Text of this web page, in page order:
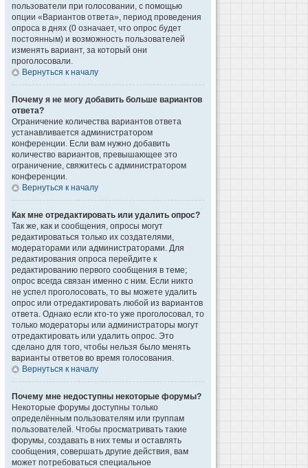
пользователи при голосовании, с помощью
опции «Вариантов ответа», период проведения
опроса в днях (0 означает, что опрос будет
постоянным) и возможность пользователей
изменять вариант, за который они
проголосовали.
Вернуться к началу
Почему я не могу добавить больше вариантов
ответа?
Ограничение количества вариантов ответа
устанавливается администратором
конференции. Если вам нужно добавить
количество вариантов, превышающее это
ограничение, свяжитесь с администратором
конференции.
Вернуться к началу
Как мне отредактировать или удалить опрос?
Так же, как и сообщения, опросы могут
редактироваться только их создателями,
модераторами или администраторами. Для
редактирования опроса перейдите к
редактированию первого сообщения в теме;
опрос всегда связан именно с ним. Если никто
не успел проголосовать, то вы можете удалить
опрос или отредактировать любой из вариантов
ответа. Однако если кто-то уже проголосовал, то
только модераторы или администраторы могут
отредактировать или удалить опрос. Это
сделано для того, чтобы нельзя было менять
варианты ответов во время голосования.
Вернуться к началу
Почему мне недоступны некоторые форумы?
Некоторые форумы доступны только
определённым пользователям или группам
пользователей. Чтобы просматривать такие
форумы, создавать в них темы и оставлять
сообщения, совершать другие действия, вам
может потребоваться специальное